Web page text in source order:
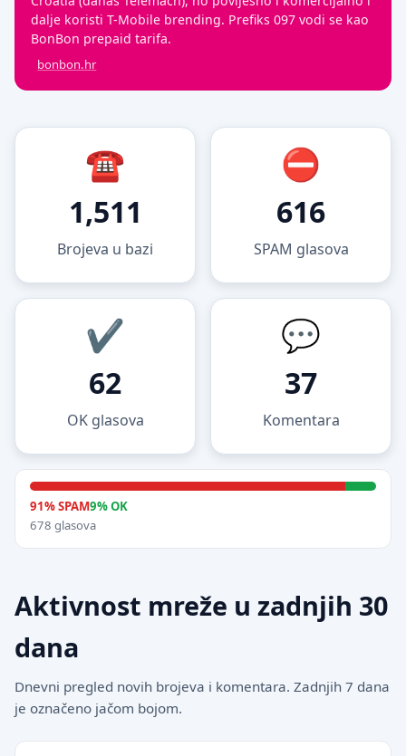
dalje koristi T-Mobile brending. Prefiks 097 vodi se kao
BonBon prepaid tarifa.
bonbon.hr
Ključne statistike mreže BonBon
1,511
Brojeva u bazi
616
SPAM glasova
62
OK glasova
37
Komentara
91% SPAM9% OK
678 glasova
Aktivnost mreže u zadnjih 30
dana
Dnevni pregled novih brojeva i komentara. Zadnjih 7 dana
je označeno jačom bojom.